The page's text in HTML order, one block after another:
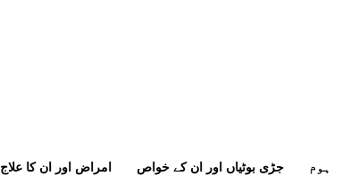
امراض اور ان کا علاج جڑی بوٹیاں اور ان کے خواص ہوم